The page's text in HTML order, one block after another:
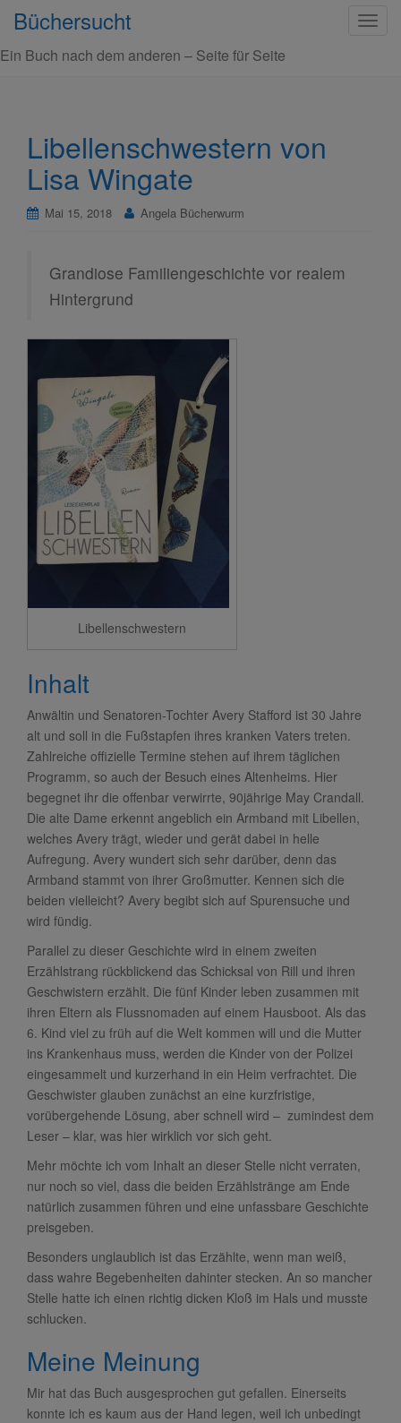
S
Büchersucht
Ein Buch nach dem anderen – Seite für Seite
Libellenschwestern von
Lisa Wingate
Mai 15, 2018 Angela Bücherwurm
Grandiose Familiengeschichte vor realem
Hintergrund
Libellenschwestern
Inhalt
Anwältin und Senatoren-Tochter Avery Stafford ist 30 Jahre
alt und soll in die Fußstapfen ihres kranken Vaters treten.
Zahlreiche offizielle Termine stehen auf ihrem täglichen
Programm, so auch der Besuch eines Altenheims. Hier
begegnet ihr die offenbar verwirrte, 90jährige May Crandall.
Die alte Dame erkennt angeblich ein Armband mit Libellen,
welches Avery trägt, wieder und gerät dabei in helle
Aufregung. Avery wundert sich sehr darüber, denn das
Armband stammt von ihrer Großmutter. Kennen sich die
beiden vielleicht? Avery begibt sich auf Spurensuche und
wird fündig.
Parallel zu dieser Geschichte wird in einem zweiten
Erzählstrang rückblickend das Schicksal von Rill und ihren
Geschwistern erzählt. Die fünf Kinder leben zusammen mit
ihren Eltern als Flussnomaden auf einem Hausboot. Als das
6. Kind viel zu früh auf die Welt kommen will und die Mutter
ins Krankenhaus muss, werden die Kinder von der Polizei
eingesammelt und kurzerhand in ein Heim verfrachtet. Die
Geschwister glauben zunächst an eine kurzfristige,
vorübergehende Lösung, aber schnell wird – zumindest dem
Leser – klar, was hier wirklich vor sich geht.
Mehr möchte ich vom Inhalt an dieser Stelle nicht verraten,
nur noch so viel, dass die beiden Erzählstränge am Ende
natürlich zusammen führen und eine unfassbare Geschichte
preisgeben.
Besonders unglaublich ist das Erzählte, wenn man weiß,
dass wahre Begebenheiten dahinter stecken. An so mancher
Stelle hatte ich einen richtig dicken Kloß im Hals und musste
schlucken.
Meine Meinung
Mir hat das Buch ausgesprochen gut gefallen. Einerseits
konnte ich es kaum aus der Hand legen, weil ich unbedingt